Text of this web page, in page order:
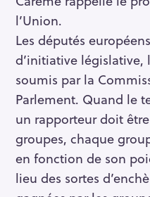
l’Union.
Les députés
d’initiative législative,
soumis par la
Parlement. Quand le
un rapporteur doit
groupes, chaque
en fonction de son
lieu des sortes